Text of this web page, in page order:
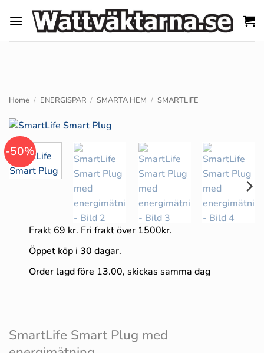
Home / ENERGISPAR / SMARTA HEM / SMARTLIFE
-50%
Frakt 69 kr. Fri frakt över 1500kr.
Öppet köp i 30 dagar.
Order lagd före 13.00, skickas samma dag
SmartLife Smart Plug med